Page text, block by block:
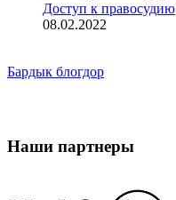
Доступ к правосудию
08.02.2022
Бардык блогдор
Наши партнеры